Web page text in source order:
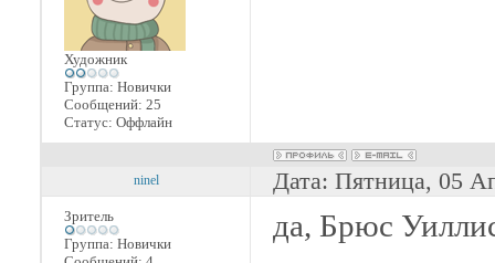
Художник
Группа: Новички
Сообщений: 25
Статус: Оффлайн
ninel Дата: Пятница, 05
Зритель
Группа: Новички
да, Брюс